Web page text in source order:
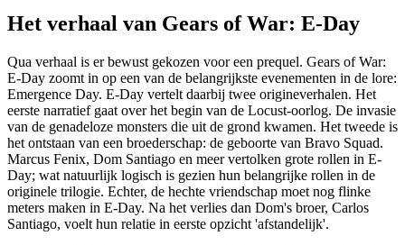
Het verhaal van Gears of War: E-Day
Qua verhaal is er bewust gekozen voor een prequel. Gears of War:
E-Day zoomt in op een van de belangrijkste evenementen in de lore:
Emergence Day. E-Day vertelt daarbij twee origineverhalen. Het
eerste narratief gaat over het begin van de Locust-oorlog. De invasie
van de genadeloze monsters die uit de grond kwamen. Het tweede is
het ontstaan van een broederschap: de geboorte van Bravo Squad.
Marcus Fenix, Dom Santiago en meer vertolken grote rollen in E-
Day; wat natuurlijk logisch is gezien hun belangrijke rollen in de
originele trilogie. Echter, de hechte vriendschap moet nog flinke
meters maken in E-Day. Na het verlies dan Dom's broer, Carlos
Santiago, voelt hun relatie in eerste opzicht 'afstandelijk'.